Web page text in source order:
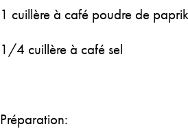
1 cuillère à café poudre de
1/4 cuillère à café sel
Préparation: